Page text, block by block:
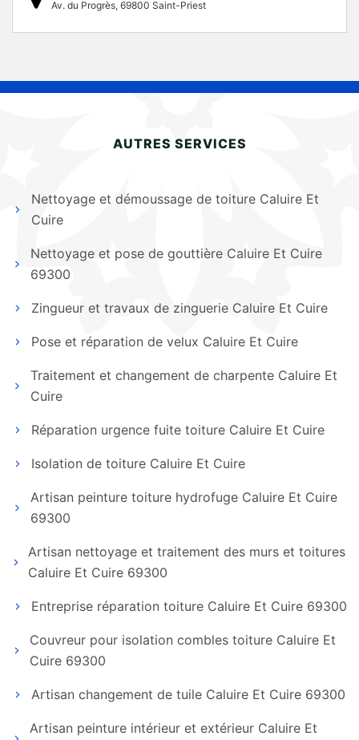
Av. du Progrès, 69800 Saint-Priest
AUTRES SERVICES
Nettoyage et démoussage de toiture Caluire Et
Cuire
Nettoyage et pose de gouttière Caluire Et Cuire
69300
Zingueur et travaux de zinguerie Caluire Et Cuire
Pose et réparation de velux Caluire Et Cuire
Traitement et changement de charpente Caluire Et
Cuire
Réparation urgence fuite toiture Caluire Et Cuire
Isolation de toiture Caluire Et Cuire
Artisan peinture toiture hydrofuge Caluire Et Cuire
69300
Artisan nettoyage et traitement des murs et toitures
Caluire Et Cuire 69300
Entreprise réparation toiture Caluire Et Cuire 69300
Couvreur pour isolation combles toiture Caluire Et
Cuire 69300
Artisan changement de tuile Caluire Et Cuire 69300
Artisan peinture intérieur et extérieur Caluire Et